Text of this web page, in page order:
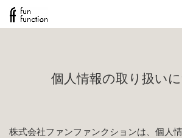
個人情報の取り扱い
株式会社ファンファンクションは、個人